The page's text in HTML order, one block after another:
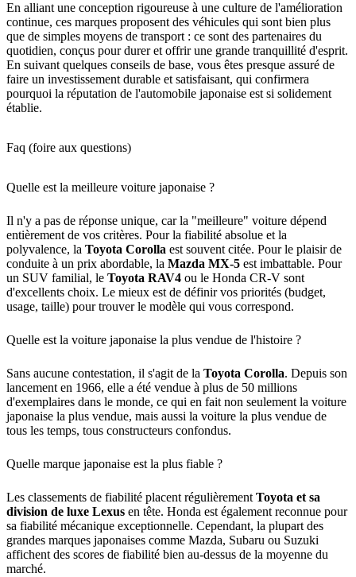
En alliant une conception rigoureuse à une culture de l'amélioration
continue, ces marques proposent des véhicules qui sont bien plus
que de simples moyens de transport : ce sont des partenaires du
quotidien, conçus pour durer et offrir une grande tranquillité d'esprit.
En suivant quelques conseils de base, vous êtes presque assuré de
faire un investissement durable et satisfaisant, qui confirmera
pourquoi la réputation de l'automobile japonaise est si solidement
établie.
Faq (foire aux questions)
Quelle est la meilleure voiture japonaise ?
Il n'y a pas de réponse unique, car la "meilleure" voiture dépend
entièrement de vos critères. Pour la fiabilité absolue et la
polyvalence, la Toyota Corolla est souvent citée. Pour le plaisir de
conduite à un prix abordable, la Mazda MX-5 est imbattable. Pour
un SUV familial, le Toyota RAV4 ou le Honda CR-V sont
d'excellents choix. Le mieux est de définir vos priorités (budget,
usage, taille) pour trouver le modèle qui vous correspond.
Quelle est la voiture japonaise la plus vendue de l'histoire ?
Sans aucune contestation, il s'agit de la Toyota Corolla. Depuis son
lancement en 1966, elle a été vendue à plus de 50 millions
d'exemplaires dans le monde, ce qui en fait non seulement la voiture
japonaise la plus vendue, mais aussi la voiture la plus vendue de
tous les temps, tous constructeurs confondus.
Quelle marque japonaise est la plus fiable ?
Les classements de fiabilité placent régulièrement Toyota et sa
division de luxe Lexus en tête. Honda est également reconnue pour
sa fiabilité mécanique exceptionnelle. Cependant, la plupart des
grandes marques japonaises comme Mazda, Subaru ou Suzuki
affichent des scores de fiabilité bien au-dessus de la moyenne du
marché.